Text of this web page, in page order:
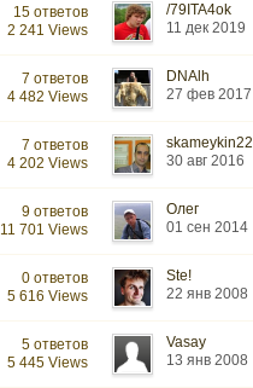
15 ответов
2 241 Views
/79ITA4ok
11 дек 2019
7 ответов
4 482 Views
DNAlh
27 фев 2017
7 ответов
4 202 Views
skameykin22
30 авг 2016
9 ответов
11 701 Views
Олег
01 сен 2014
0 ответов
5 616 Views
Ste!
22 янв 2008
5 ответов
5 445 Views
Vasay
13 янв 2008